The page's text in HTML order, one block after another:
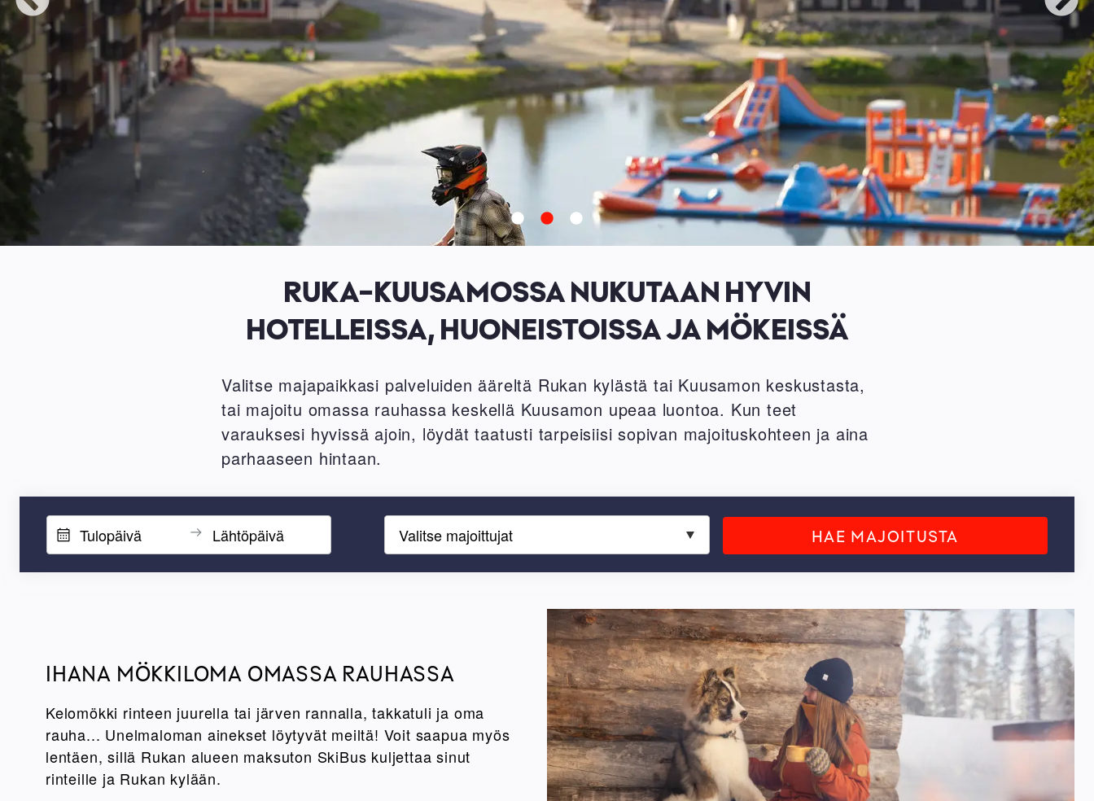
RUKA-KUUSAMOSSA NUKUTAAN HYVIN
HOTELLEISSA, HUONEISTOISSA JA MÖKEISSÄ
Valitse majapaikkasi palveluiden ääreltä Rukan kylästä tai Kuusamon keskustasta,
tai majoitu omassa rauhassa keskellä Kuusamon upeaa luontoa. Kun teet
varauksesi hyvissä ajoin, löydät taatusti tarpeisiisi sopivan majoituskohteen ja aina
parhaaseen hintaan.
Valitse majoittujat HAE MAJOITUSTA
IHANA MÖKKILOMA OMASSA RAUHASSA
Kelomökki rinteen juurella tai järven rannalla, takkatuli ja oma
rauha... Unelmaloman ainekset löytyvät meiltä! Voit saapua myös
lentäen, sillä Rukan alueen maksuton SkiBus kuljettaa sinut
rinteille ja Rukan kylään.